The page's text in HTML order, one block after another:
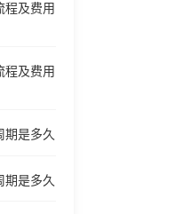
程及费用
程及费用
期是多久
期是多久